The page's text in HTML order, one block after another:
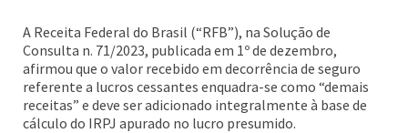
A Receita Federal do Brasil (“RFB”), na Solução de
Consulta n. 71/2023, publicada em 1º de dezembro,
afirmou que o valor recebido em decorrência de seguro
referente a lucros cessantes enquadra-se como “demais
receitas” e deve ser adicionado integralmente à base de
cálculo do IRPJ apurado no lucro presumido.